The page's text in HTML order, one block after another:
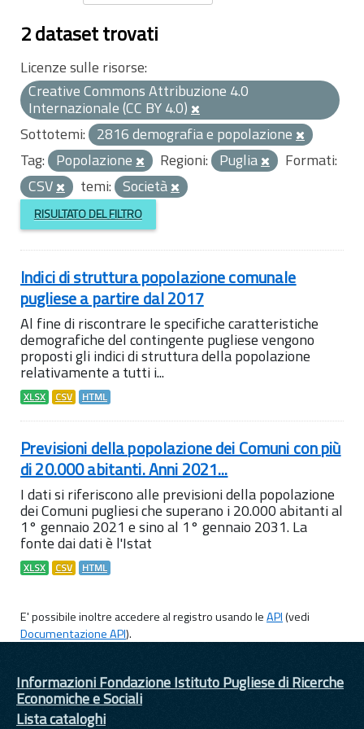
2 dataset trovati
Licenze sulle risorse:
Creative Commons Attribuzione 4.0
Internazionale (CC BY 4.0)
Sottotemi: 2816 demografia e popolazione
Tag: Popolazione Regioni: Puglia
Formati:
CSV
temi: Società
RISULTATO DEL FILTRO
Indici di struttura popolazione comunale
pugliese a partire dal 2017
Al fine di riscontrare le specifiche caratteristiche
demografiche del contingente pugliese vengono
proposti gli indici di struttura della popolazione
relativamente a tutti i...
XLSX CSV HTML
Previsioni della popolazione dei Comuni con più
di 20.000 abitanti. Anni 2021...
I dati si riferiscono alle previsioni della popolazione
dei Comuni pugliesi che superano i 20.000 abitanti al
1° gennaio 2021 e sino al 1° gennaio 2031. La
fonte dai dati è l'Istat
XLSX CSV HTML
E' possibile inoltre accedere al registro usando leAPI(vedi
Documentazione API).
Informazioni Fondazione Istituto Pugliese di Ricerche
Economiche e Sociali
Lista cataloghi